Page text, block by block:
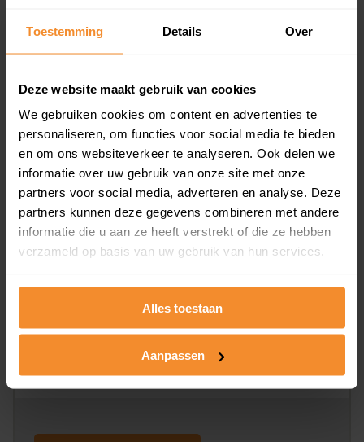
Toestemming Details Over
Deze website maakt gebruik van cookies
We gebruiken cookies om content en advertenties te
personaliseren, om functies voor social media te bieden
en om ons websiteverkeer te analyseren. Ook delen we
informatie over uw gebruik van onze site met onze
partners voor social media, adverteren en analyse. Deze
partners kunnen deze gegevens combineren met andere
informatie die u aan ze heeft verstrekt of die ze hebben
verzameld op basis van uw gebruik van hun services.
Alles toestaan
Aanpassen
en koopdatum) binnen een postcodegebied. Dit
koopsommen.
Bekijk product
Direct leverbaar
Kadastrale kaart pakket
Alleen globale ligging perceel
omliggende percelen met de kadastrale erfgrenzen,